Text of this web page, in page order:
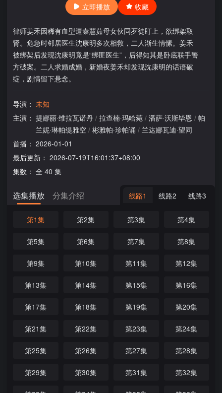
立即播放 收藏
律师姜禾因稀有血型遭秦慧茹母女伙同歹徒盯上，欲绑架取
肾。危急时邻居医生沈康明多次相救，二人渐生情愫。姜禾
被绑架后发现沈康明竟是“绑匪医生”，后得知其是卧底联手警
方破案。二人求婚成婚，新婚夜姜禾却发现沈康明的话语破
绽，剧情留下悬念。
导演： 未知
主演： 提娜丽·维拉瓦诺丹 / 拉查楠·玛哈菀 / 潘萨·沃斯毕恩 / 帕
兰妮·琳帕缇雅空 / 彬雅帕·珍帕诵 / 兰达娜瓦迪·望同
首播： 2026-01-01
最后更新： 2026-07-19T16:01:37+08:00
集数： 全 40 集
选集播放 分集介绍 线路1 线路2 线路3
第1集 第2集 第3集 第4集
第5集 第6集 第7集 第8集
第9集 第10集 第11集 第12集
第13集 第14集 第15集 第16集
第17集 第18集 第19集 第20集
第21集 第22集 第23集 第24集
第25集 第26集 第27集 第28集
第29集 第30集 第31集 第32集